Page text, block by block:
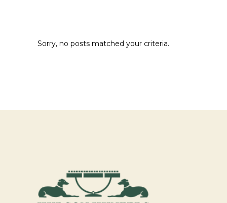
Sorry, no posts matched your criteria.